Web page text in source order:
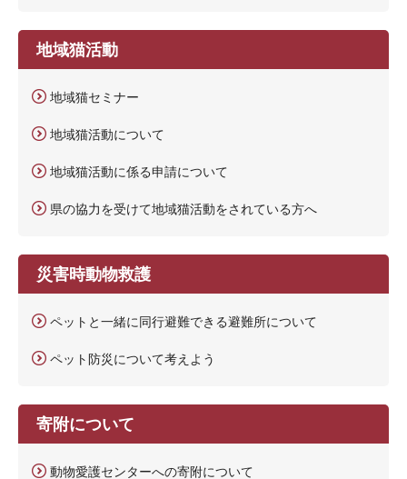
地域猫活動
地域猫セミナー
地域猫活動について
地域猫活動に係る申請について
県の協力を受けて地域猫活動をされている方へ
災害時動物救護
ペットと一緒に同行避難できる避難所について
ペット防災について考えよう
寄附について
動物愛護センターへの寄附について